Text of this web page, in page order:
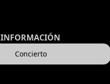
INFORMACIÓN
Concierto